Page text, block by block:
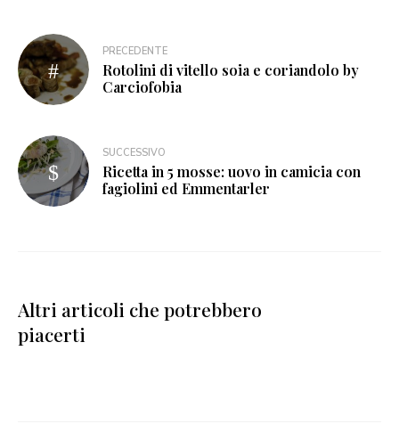
PRECEDENTE
Rotolini di vitello soia e coriandolo by
Carciofobia
SUCCESSIVO
Ricetta in 5 mosse: uovo in camicia con
fagiolini ed Emmentarler
Altri articoli che potrebbero
piacerti